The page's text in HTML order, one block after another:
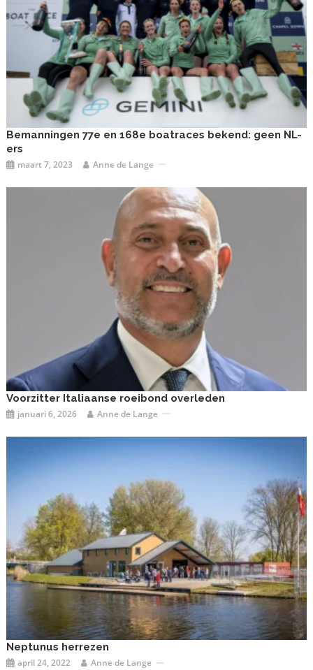
Bemanningen 77e en 168e boatraces bekend: geen NL-
ers
maart 7, 2023 Anne de Lange
Voorzitter Italiaanse roeibond overleden
januari 6, 2026 Anne de Lange
Neptunus herrezen
april 24, 2022 Anne de Lange